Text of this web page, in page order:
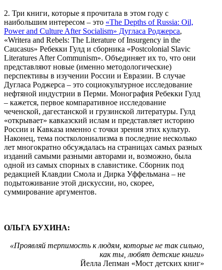
2. Три книги, которые я прочитала в этом году с
наибольшим интересом – это «The Depths of Russia: Oil,
Power and Culture After Socialism» Дугласа Роджерса,
«Writera and Rebels: The Literature of Insurgency in the
Caucasus» Ребекки Гулд и сборника «Postcolonial Slavic
Literatures After Communism». Объединяет их то, что они
представляют новые (именно методологические)
перспективы в изучении России и Евразии. В случае
Дугласа Роджерса – это социокультурное исследование
нефтяной индустрии в Перми. Монография Ребекки Гулд
– кажется, первое компаративное исследование
чеченской, дагестанской и грузинской литературы. Гулд
«открывает» кавказский ислам и представляет историю
России и Кавказа именно с точки зрения этих культур.
Наконец, тема постколониализма в последние несколько
лет многократно обсуждалась на страницах самых разных
изданий самыми разными авторами и, возможно, была
одной из самых спорных в славистике. Сборник под
редакцией Клавдии Смола и Дирка Уффельмана – не
подытоживание этой дискуссии, но, скорее,
суммирование аргументов.
ОЛЬГА БУХИНА:
«Проявляй терпимость к людям, которые не так сильно,
как ты, любят детские книги»
Йелла Лепман «Мост детских книг»